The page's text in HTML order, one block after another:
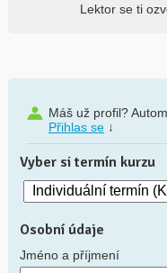
Lektor se ti
Máš už profil?
Přihlas se↓
Vyber si termín kurzu
Osobní údaje
Jméno a příjmení